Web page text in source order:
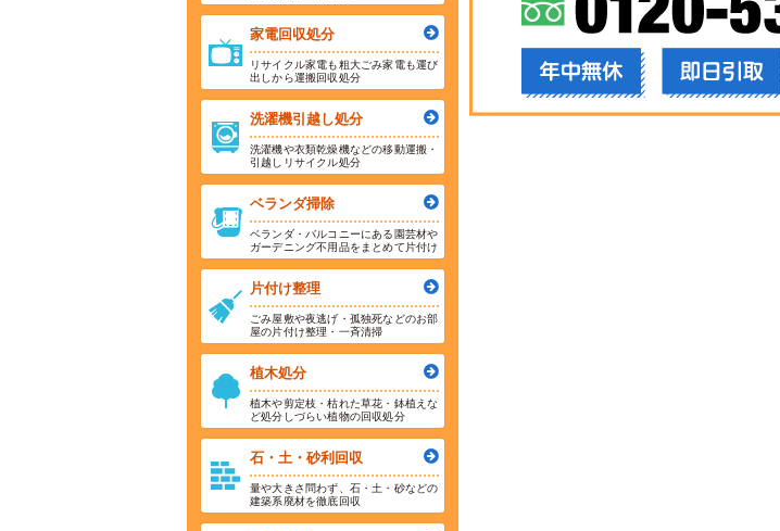
家電回収処分
リサイクル家電も粗大ごみ家電も運び
出しから運搬回収処分
洗濯機引越し処分
洗濯機や衣類乾燥機などの移動運搬・
引越しリサイクル処分
ベランダ掃除
ベランダ・バルコニーにある園芸材や
ガーデニング不用品をまとめて片付け
片付け整理
ごみ屋敷や夜逃げ・孤独死などのお部
屋の片付け整理・一斉清掃
植木処分
植木や剪定枝・枯れた草花・鉢植えな
ど処分しづらい植物の回収処分
石・土・砂利回収
量や大きさ問わず、石・土・砂などの
建築系廃材を徹底回収